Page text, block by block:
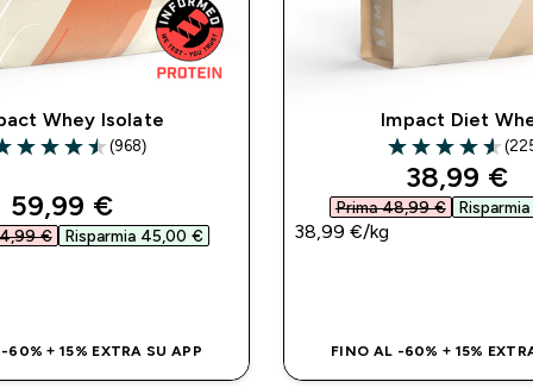
Whey Isolate
out of 5 stars
(968)
discounted price
59,99 €‎
€‎ Risparmia 45,00 €‎
60% + 15% EXTRA SU APP
Impact Diet
4.54 out of 5
38,99 €‎
Prima 48,99 €‎
38,99 €‎/kg
FINO AL -60% + 15%